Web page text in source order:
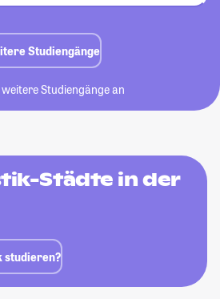
Studiengänge
Studiengänge an
Städte in der
studieren?